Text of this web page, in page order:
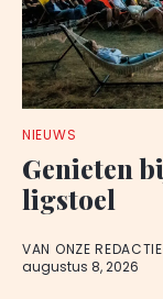
NIEUWS
Genieten
ligstoel
VAN ONZE REDACTIE
augustus 8, 2026